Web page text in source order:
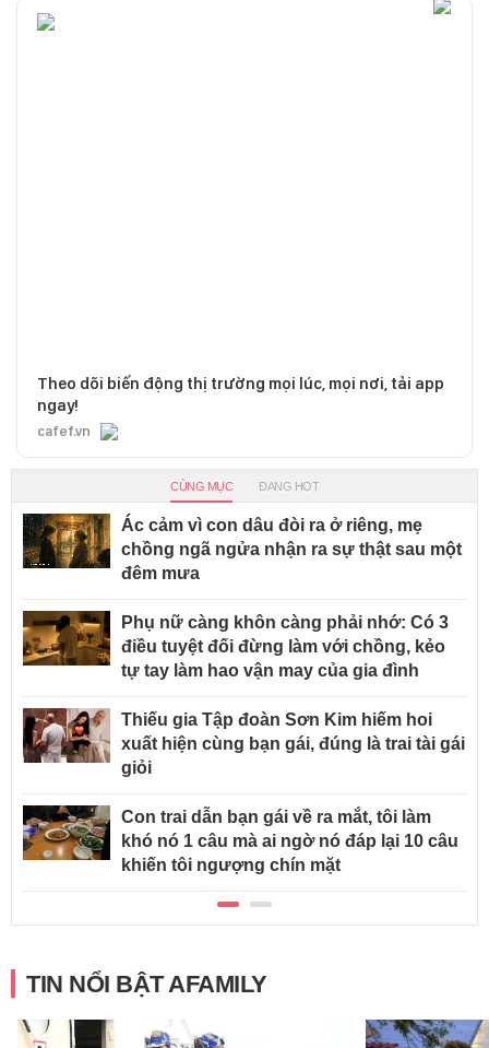
Theo dõi biến động thị trường mọi lúc, mọi nơi, tải app
ngay!
cafef.vn
CÙNG MỤC ĐANG HOT
Ác cảm vì con dâu đòi ra ở riêng, mẹ
chồng ngã ngửa nhận ra sự thật sau một
đêm mưa
Phụ nữ càng khôn càng phải nhớ: Có 3
điều tuyệt đối đừng làm với chồng, kẻo
tự tay làm hao vận may của gia đình
Thiếu gia Tập đoàn Sơn Kim hiếm hoi
xuất hiện cùng bạn gái, đúng là trai tài gái
giỏi
Con trai dẫn bạn gái về ra mắt, tôi làm
khó nó 1 câu mà ai ngờ nó đáp lại 10 câu
khiến tôi ngượng chín mặt
TIN NỔI BẬT AFAMILY